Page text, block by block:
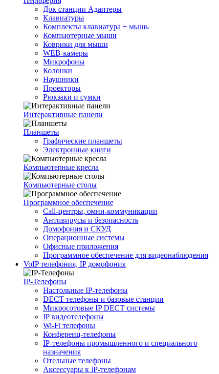
Док станции Адаптеры
Клавиатуры
Комплекты клавиатура + мышь
Компьютерные мыши
Коврики для мыши
WEB-камеры
Микрофоны
Колонки
Наушники
Проекторы
Рюкзаки и сумки
Интерактивные панели
Планшеты
Графические планшеты
Электронные книги
Компьютерные кресла
Компьютерные столы
Программное обеспечение
Call-центры, омни-коммуникации
Антивирусы и безопасность
Домофония и СКУД
Операционные системы
Офисные приложения
Программное обеспечение для видеонаблюдения
VoIP телефония, IP домофония
IP-Телефоны
Настольные IP-телефоны
DECT телефоны и базовые станции
Микросотовые IP DECT системы
IP видеотелефоны
Wi-Fi телефоны
Конференц-телефоны
IP-телефоны промышленного и специального
назначения
Отельные телефоны
Аксессуары к IP-телефонам